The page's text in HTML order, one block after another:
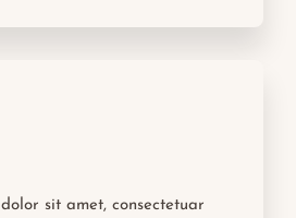
sit amet, consectetuar